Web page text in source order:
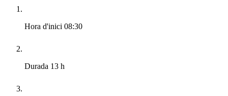
Hora d'inici 08:30
Durada 13 h